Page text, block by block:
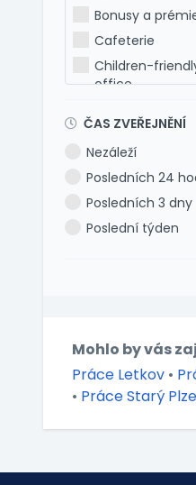
Latina
Litevština
Lotyšština
Maďarština
Makedonština
Polština
Portugalština
Rumunština
Ruština
Turečtina
Ukrajinština
Uzbečtina
Bonusy a
Cafeterie
Children-
office
Dovolená 6
Dovolená navíc
Firemní akce
Firemní fitness
Mimo okres
Mobilní telefon
ČAS ZVEŘEJNĚNÍ
Nezáleží
Posledních 24
Posledních 3 dny
Poslední týden
Mohlo by vás
Práce Letkov •
• Práce Starý